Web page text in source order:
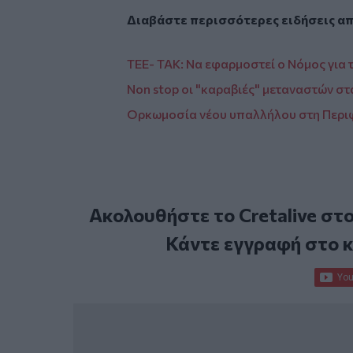
Διαβάστε περισσότερες ειδήσεις
ΤΕΕ- ΤΑΚ: Να εφαρμοστεί ο Νόμος
Non stop οι "καραβιές" μεταναστών
Ορκωμοσία νέου υπαλλήλου στη
Ακολουθήστε το Cretalive
Κάντε εγγραφή στο